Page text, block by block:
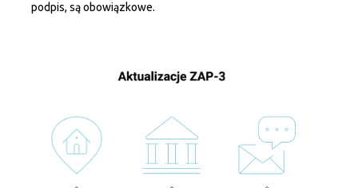
podpis, są obowiązkowe.